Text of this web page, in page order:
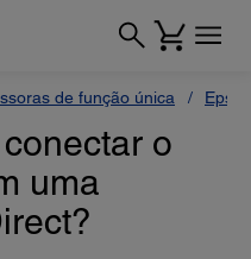
de função única
o
uma